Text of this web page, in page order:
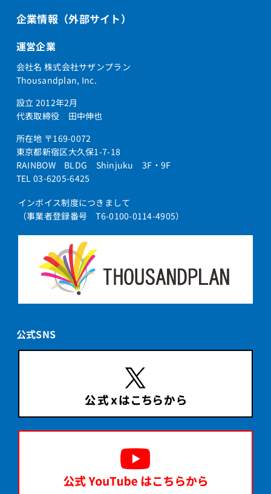
企業情報（外部サイト）
運営企業
会社名 株式会社サザンプラン
Thousandplan, Inc.
設立 2012年2月
代表取締役 田中伸也
所在地 〒169-0072
東京都新宿区大久保1-7-18
RAINBOW BLDG Shinjuku 3F・9F
TEL 03-6205-6425
インボイス制度につきまして
（事業者登録番号 T6-0100-0114-4905）
公式SNS